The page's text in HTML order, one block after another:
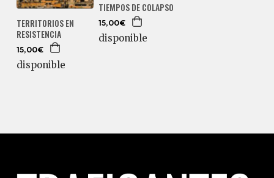
TERRITORIOS EN
RESISTENCIA
15,00€
disponible
TIEMPOS DE COLAPSO
15,00€
disponible